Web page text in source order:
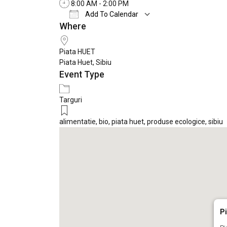
8:00 AM - 2:00 PM
Add To Calendar
Download ICS
Where
Piata HUET
Piata Huet, Sibiu
Event Type
Targuri
alimentatie, bio, piata huet, produse ecologice, sibiu